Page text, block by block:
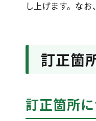
し上げます。な
訂正箇
訂正箇所